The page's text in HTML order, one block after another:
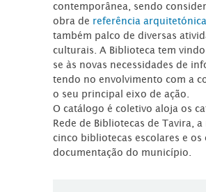
contemporânea, sendo
obra de referência arquitetónica
também palco de diversas
culturais. A Biblioteca tem
se às novas necessidades de
tendo no envolvimento com a
o seu principal eixo de ação.
O catálogo é coletivo aloja os
Rede de Bibliotecas de Tavira, a
cinco bibliotecas escolares e os
documentação do município.